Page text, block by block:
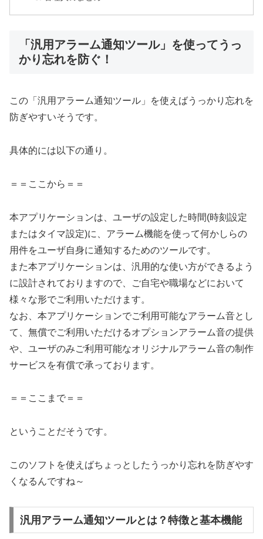
「汎用アラーム通知ツール」を使ってうっ
かり忘れを防ぐ！
この「汎用アラーム通知ツール」を使えばうっかり忘れを
防ぎやすいそうです。
具体的には以下の通り。
＝＝ここから＝＝
本アプリケーションは、ユーザの設定した時間(時刻設定
またはタイマ設定)に、アラーム機能を使って何かしらの
用件をユーザ自身に通知するためのツールです。
また本アプリケーションは、汎用的な使い方ができるよう
に設計されておりますので、ご自宅や職場などにおいて
様々な形でご利用いただけます。
なお、本アプリケーションでご利用可能なアラーム音とし
て、無償でご利用いただけるオプションアラーム音の提供
や、ユーザのみご利用可能なオリジナルアラーム音の制作
サービスを有償で承っております。
＝＝ここまで＝＝
ということだそうです。
このソフトを使えばちょっとしたうっかり忘れを防ぎやす
くなるんですね～
汎用アラーム通知ツールとは？特徴と基本機能